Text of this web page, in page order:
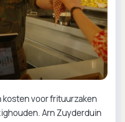
voor frituurzaken
Arn Zuyderduin